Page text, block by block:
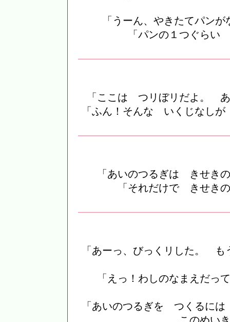
「うーん、やきたてパン
「パンの１つぐら
「ここは つリぼリだよ。
「ふん！そんな いくじなし
「あいのつるぎは きせ
「それだけで きせき
「あーっ、びっくリした。
「えっ！わしのなまえだ
「あいのつるぎを つくるに